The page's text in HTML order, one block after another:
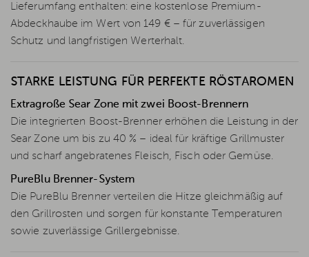
Lieferumfang enthalten: eine kostenlose Premium-
Abdeckhaube im Wert von 149 € – für zuverlässigen
Schutz und langfristigen Werterhalt.
STARKE LEISTUNG FÜR PERFEKTE RÖSTAROMEN
Extragroße Sear Zone mit zwei Boost-Brennern
Die integrierten Boost-Brenner erhöhen die Leistung in der
Sear Zone um bis zu 40 % – ideal für kräftige Grillmuster
und scharf angebratenes Fleisch, Fisch oder Gemüse.
PureBlu Brenner-System
Die PureBlu Brenner verteilen die Hitze gleichmäßig auf
den Grillrosten und sorgen für konstante Temperaturen
sowie zuverlässige Grillergebnisse.